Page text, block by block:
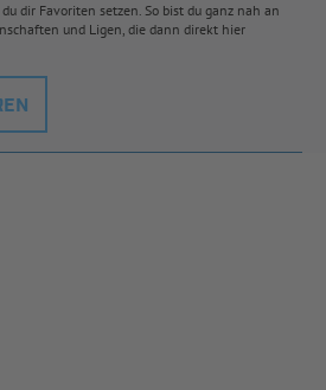
dir Favoriten setzen. So bist du ganz nah an
und Ligen, die dann direkt hier